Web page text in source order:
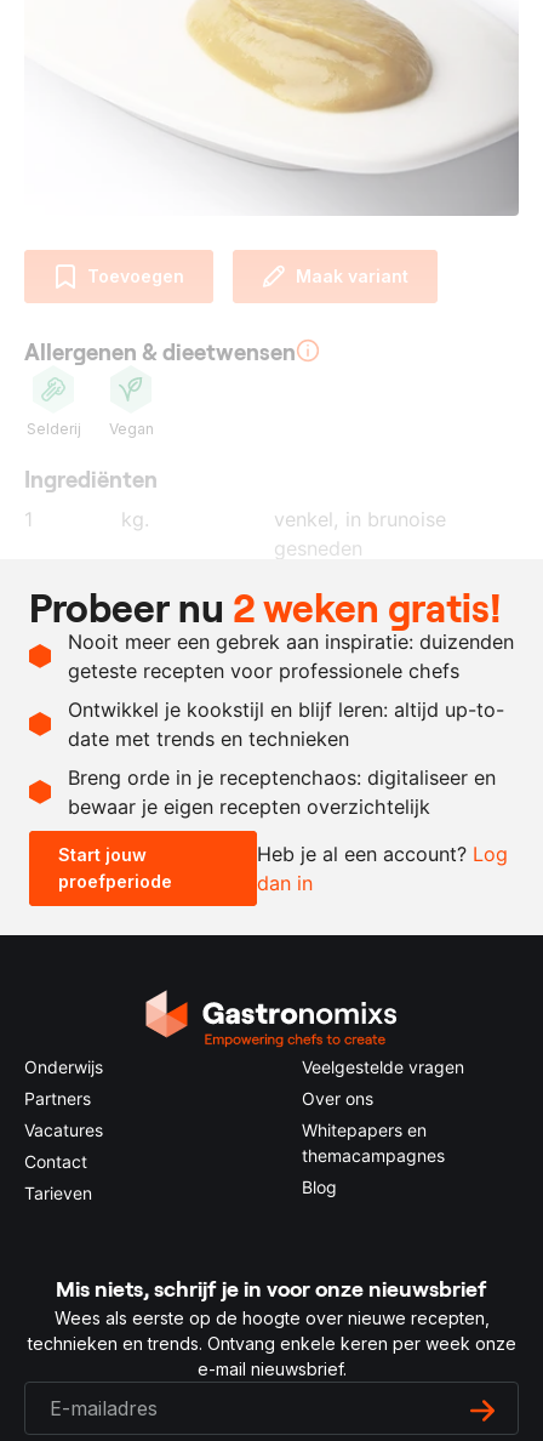
Toevoegen Maak variant
Allergenen & dieetwensen
Selderij Vegan
Ingrediënten
1 kg. venkel , in brunoise
gesneden
gesneden
2
theel.
geroosterd venkelzaad
Recept omrekenen
- +
0.5x 1x 2x
Probeer nu 2 weken gratis!
Nooit meer een gebrek aan inspiratie: duizenden
geteste recepten voor professionele chefs
Ontwikkel je kookstijl en blijf leren: altijd up-to-
date met trends en technieken
Breng orde in je receptenchaos: digitaliseer en
bewaar je eigen recepten overzichtelijk
Start jouw
proefperiode
Heb je al een account? Log
dan in
Onderwijs
Partners
Vacatures
Contact
Tarieven
Veelgestelde vragen
Over ons
Whitepapers en
themacampagnes
Blog
Mis niets, schrijf je in voor onze nieuwsbrief
Wees als eerste op de hoogte over nieuwe recepten,
technieken en trends. Ontvang enkele keren per week onze
e-mail nieuwsbrief.